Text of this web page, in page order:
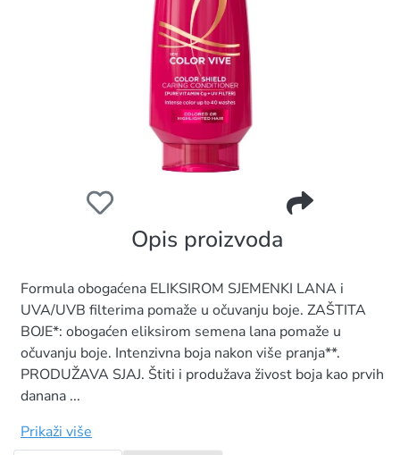
Opis proizvoda
Formula obogaćena ELIKSIROM SJEMENKI LANA i
UVA/UVB filterima pomaže u očuvanju boje. ZAŠTITA
BOJE*: obogaćen eliksirom semena lana pomaže u
očuvanju boje. Intenzivna boja nakon više pranja**.
PRODUŽAVA SJAJ. Štiti i produžava živost boja kao prvih
danana ...
Prikaži više